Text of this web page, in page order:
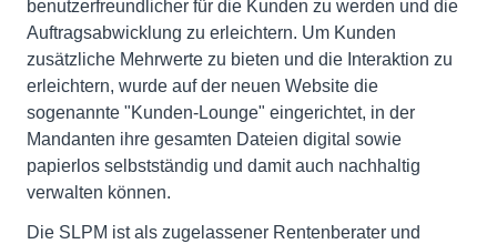
benutzerfreundlicher für die Kunden zu werden und die
Auftragsabwicklung zu erleichtern. Um Kunden
zusätzliche Mehrwerte zu bieten und die Interaktion zu
erleichtern, wurde auf der neuen Website die
sogenannte "Kunden-Lounge" eingerichtet, in der
Mandanten ihre gesamten Dateien digital sowie
papierlos selbstständig und damit auch nachhaltig
verwalten können.
Die SLPM ist als zugelassener Rentenberater und